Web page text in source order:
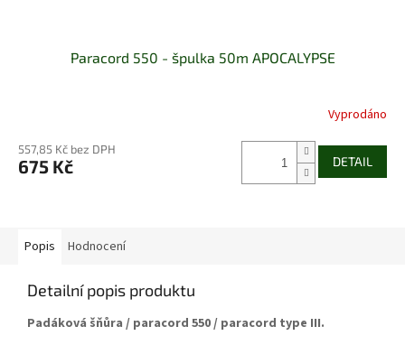
Paracord 550 - špulka 50m APOCALYPSE
Vyprodáno
557,85 Kč bez DPH
675 Kč DETAIL
Popis Hodnocení
Detailní popis produktu
Padáková šňůra / paracord 550 / paracord type III.